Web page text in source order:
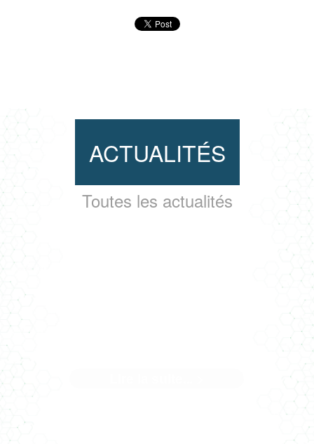
ACTUALITÉS
Toutes les actualités
notre client parle du magnifique outil que nous